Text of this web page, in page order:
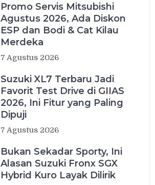
Promo Servis Mitsubishi
Agustus 2026, Ada Diskon
ESP dan Bodi & Cat Kilau
Merdeka
7 Agustus 2026
Suzuki XL7 Terbaru Jadi
Favorit Test Drive di GIIAS
2026, Ini Fitur yang Paling
Dipuji
7 Agustus 2026
Bukan Sekadar Sporty, Ini
Alasan Suzuki Fronx SGX
Hybrid Kuro Layak Dilirik